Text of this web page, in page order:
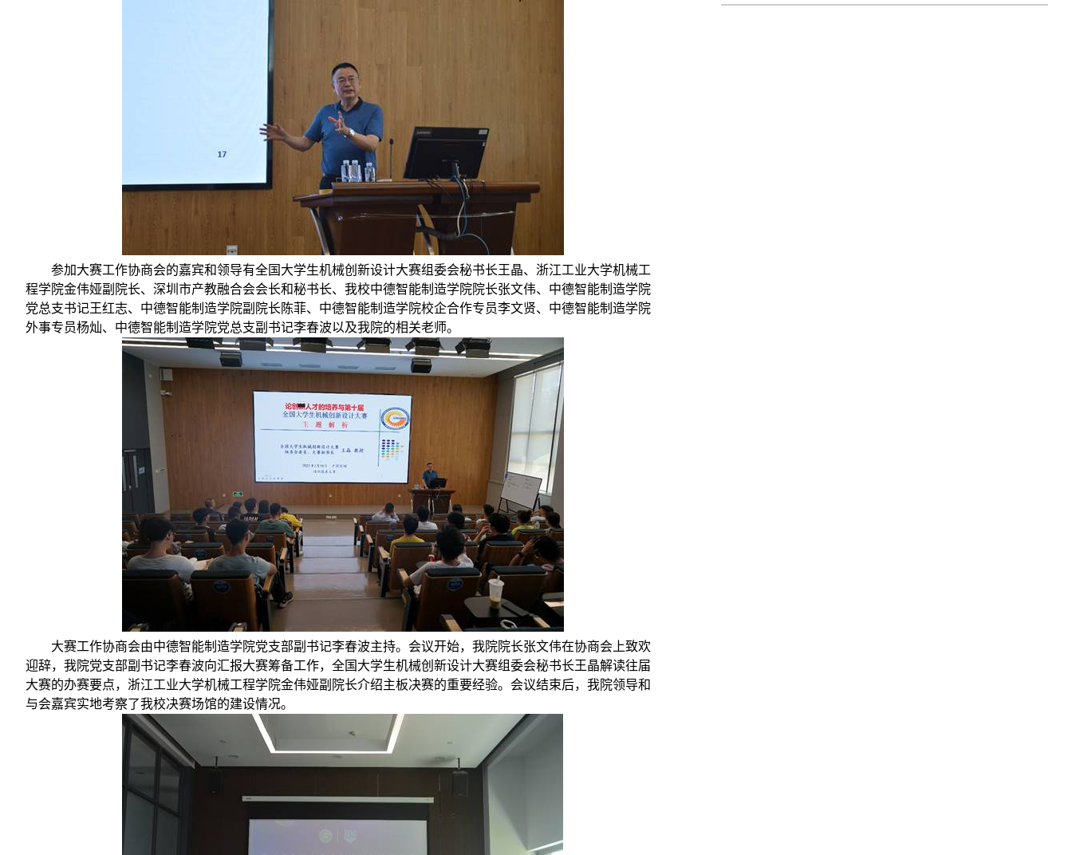
参加大赛工作协商会的嘉宾和领导有全国大学生机械创新设计大赛组委会秘书长王晶、浙江工业大学机械工
程学院金伟娅副院长、深圳市产教融合会会长和秘书长、我校中德智能制造学院院长张文伟、中德智能制造学院
党总支书记王红志、中德智能制造学院副院长陈菲、中德智能制造学院校企合作专员李文贤、中德智能制造学院
外事专员杨灿、中德智能制造学院党总支副书记李春波以及我院的相关老师。
大赛工作协商会由中德智能制造学院党支部副书记李春波主持。会议开始，我院院长张文伟在协商会上致欢
迎辞，我院党支部副书记李春波向汇报大赛筹备工作，全国大学生机械创新设计大赛组委会秘书长王晶解读往届
大赛的办赛要点，浙江工业大学机械工程学院金伟娅副院长介绍主板决赛的重要经验。会议结束后，我院领导和
与会嘉宾实地考察了我校决赛场馆的建设情况。